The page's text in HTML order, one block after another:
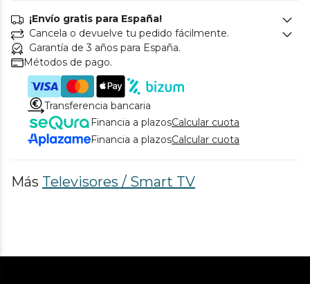
¡Envío gratis para España!
Cancela o devuelve tu pedido fácilmente.
Garantía de 3 años para España.
Métodos de pago.
Transferencia bancaria
Financia a plazosCalcular cuota
Financia a plazosCalcular cuota
Más Televisores / Smart TV